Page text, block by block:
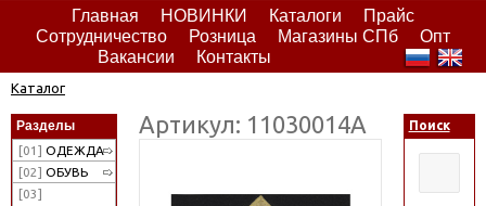
Главная НОВИНКИ Каталоги
Прайс
Сотрудничество
Розница Магазины СПб
Опт
Вакансии
Контакты
Каталог
Разделы
[01] ОДЕЖДА
[02] ОБУВЬ
[03]
Артикул: 11030014А Поиск